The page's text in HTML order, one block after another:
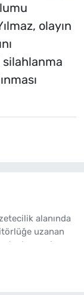
olayın
alanında
uzanan
ekonomi,
içerik üreten bir
İletişim